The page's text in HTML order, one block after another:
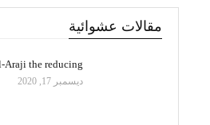
مقالات عشوائية
Araji the reducing…
ديسمبر 17, 2020